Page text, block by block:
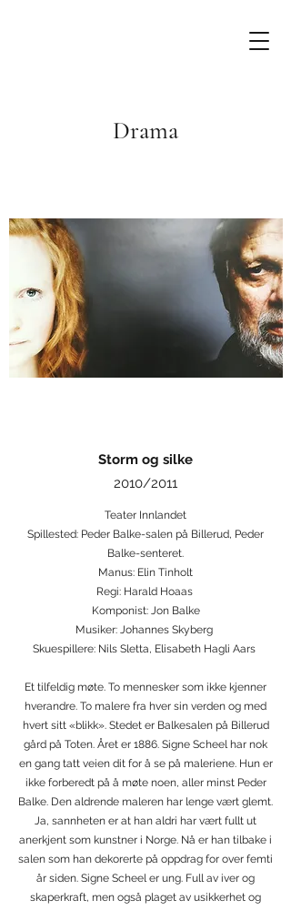
Drama
Storm og silke
2010/2011
Teater Innlandet
Spillested: Peder Balke-salen på Billerud, Peder
Balke-senteret.
Manus: Elin Tinholt
Regi: Harald Hoaas
Komponist: Jon Balke
Musiker: Johannes Skyberg
Skuespillere: Nils Sletta, Elisabeth Hagli Aars
Et tilfeldig møte. To mennesker som ikke kjenner
hverandre. To malere fra hver sin verden og med
hvert sitt «blikk». Stedet er Balkesalen på Billerud
gård på Toten. Året er 1886. Signe Scheel har nok
en gang tatt veien dit for å se på maleriene. Hun er
ikke forberedt på å møte noen, aller minst Peder
Balke. Den aldrende maleren har lenge vært glemt.
Ja, sannheten er at han aldri har vært fullt ut
anerkjent som kunstner i Norge. Nå er han tilbake i
salen som han dekorerte på oppdrag for over femti
år siden. Signe Scheel er ung. Full av iver og
skaperkraft, men også plaget av usikkerhet og